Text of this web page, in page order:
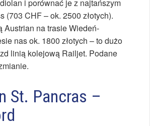
i porównać je z najtańszym
(703 CHF – ok. 2500 złotych).
Austrian na trasie Wiedeń-
nas ok. 1800 złotych – to dużo
linią kolejową Railjet. Podane
St. Pancras –